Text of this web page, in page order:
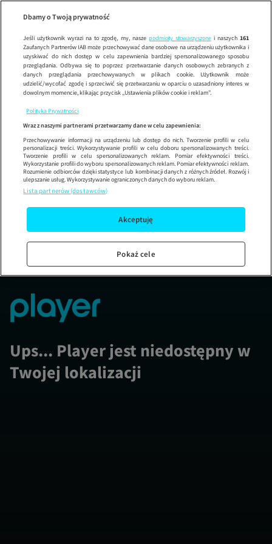
Wypróbuj aplikację mobilną
Korzystaj z łatwiejszej nawigacji i ciesz się szybszym
Ups... Player jest niedostępny w
Twojej lokalizacji
Dbamy o Twoją prywatność
Jeśli użytkownik wyrazi na to zgodę, my, nasze podmioty stowarzyszonei naszych 161
Zaufanych Partnerów IAB może przechowywać dane osobowe na urządzeniu użytkownika i
uzyskiwać do nich dostęp w celu zapewnienia bardziej spersonalizowanego sposobu
przeglądania. Odbywa się to poprzez przetwarzanie danych osobowych zebranych z
danych przeglądania przechowywanych w plikach cookie. Użytkownik może
udzielić/wycofać zgodę i sprzeciwić się przetwarzaniu w oparciu o uzasadniony interes w
dowolnym momencie, klikając przycisk „Ustawienia plików cookie i reklam”.
Polityka Prywatności
Wraz z naszymi partnerami przetwarzamy dane w celu zapewnienia:
Przechowywanie informacji na urządzeniu lub dostęp do nich. Tworzenie profili w celu
personalizacji treści. Wykorzystywanie profili w celu doboru spersonalizowanych treści.
Tworzenie profili w celu spersonalizowanych reklam. Pomiar efektywności treści.
Wykorzystanie profili do wyboru spersonalizowanych reklam. Pomiar efektywności reklam.
Rozumienie odbiorców dzięki statystyce lub kombinacji danych z różnych źródeł. Rozwój i
ulepszanie usług. Wykorzystywanie ograniczonych danych do wyboru reklam.
Lista partnerów (dostawców)
Akceptuję
Pokaż cele